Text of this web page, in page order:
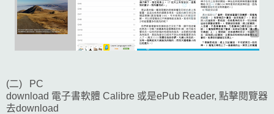
(二) PC
download 電子書軟體 Calibre 或是ePub Reader, 點擊閱覽器
去download